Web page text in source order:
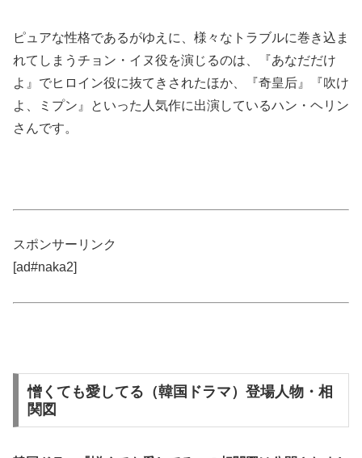
ピュアな性格であるがゆえに、様々なトラブルに巻き込ま
れてしまうチョン・イヌ役を演じるのは、『あなだだけ
よ』でヒロイン役に抜てきされたほか、『奇皇后』『吹け
よ、ミプン』といった人気作に出演しているハン・ヘリン
さんです。
スポンサーリンク
[ad#naka2]
憎くても愛してる（韓国ドラマ）登場人物・相
関図